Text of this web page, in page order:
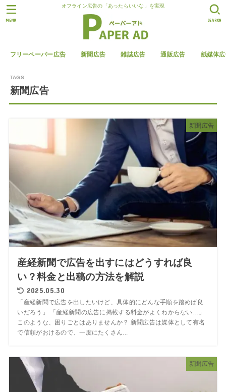
オフライン広告の「あったらいいな」を実現
フリーペーパー広告 新聞広告 雑誌広告 通販広告 紙媒体
SEARCH
MENU
新聞広告
新聞広告
産経新聞で広告を出すにはどうすれば良
い？料金と出稿の方法を解説
2025.05.30
「産経新聞で広告を出したいけど、具体的にどんな手順を踏めば良
いだろう」 「産経新聞の広告に掲載する料金がよくわからない…」
このような、困りごとはありませんか？ 新聞広告は媒体として有名
で信頼がおけるので、一度にたくさん...
新聞広告